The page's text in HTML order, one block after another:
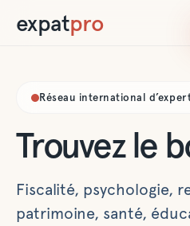
expatpro
Réseau international
Trouvez le
Fiscalité, psychologie,
patrimoine, santé,